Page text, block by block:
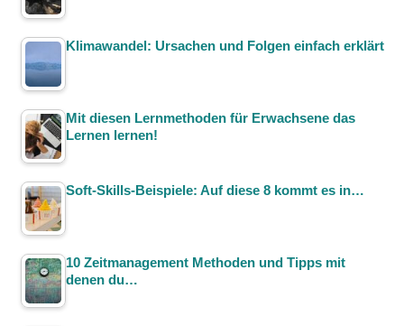
Klimawandel: Ursachen und Folgen einfach erklärt
Mit diesen Lernmethoden für Erwachsene das
Lernen lernen!
Soft-Skills-Beispiele: Auf diese 8 kommt es in…
10 Zeitmanagement Methoden und Tipps mit
denen du…